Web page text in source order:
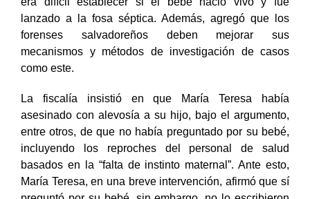
era difícil establecer si el bebé nació vivo y fue
lanzado a la fosa séptica. Además, agregó que los
forenses salvadoreños deben mejorar sus
mecanismos y métodos de investigación de casos
La fiscalía insistió en que María Teresa había
asesinado con alevosía a su hijo, bajo el argumento,
entre otros, de que no había preguntado por su bebé,
incluyendo los reproches del personal de salud
basados en la “falta de instinto maternal”. Ante esto,
María Teresa, en una breve intervención, afirmó que sí